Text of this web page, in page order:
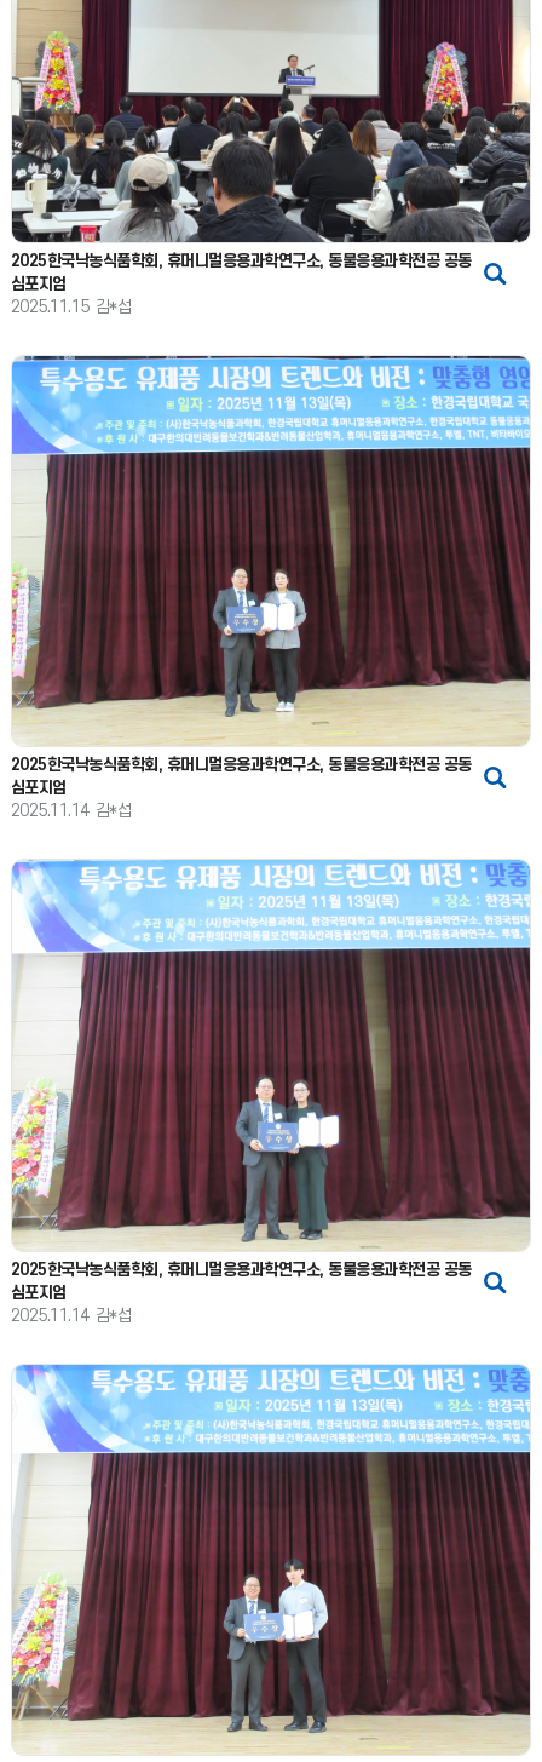
2025한국낙농식품학회, 휴머니멀응용과학연구소, 동물응용과학전공 공동
심포지엄
2025.11.15 김*섭
2025한국낙농식품학회, 휴머니멀응용과학연구소, 동물응용과학전공 공동
심포지엄
2025.11.14 김*섭
2025한국낙농식품학회, 휴머니멀응용과학연구소, 동물응용과학전공 공동
심포지엄
2025.11.14 김*섭